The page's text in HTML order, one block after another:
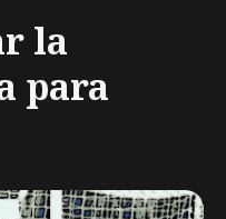
la
para